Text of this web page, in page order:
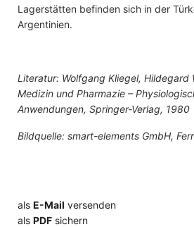
Lagerstätten befinden sich in der
Argentinien.
Literatur: Wolfgang Kliegel, Hildegard
Medizin und Pharmazie –
Anwendungen, Springer-Verlag, 1980
Bildquelle: smart-elements GmbH,
als E-Mail versenden
​​​​​​​​​​​​​​​​​als PDF sichern